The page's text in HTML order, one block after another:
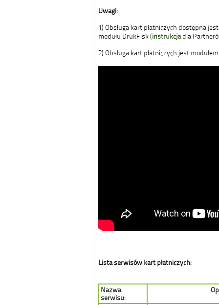
Uwagi:
1) Obsługa kart płatniczych dostępna
modułu DrukFisk (instrukcjadla
2) Obsługa kart płatniczych jest
Lista serwisów kart płatniczych:
Nazwa
serwisu: